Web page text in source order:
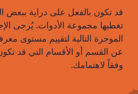
قد تكون بالفعل على دراية ببعض
تغطيها مجموعة الأدوات. يُرجى
الموجزة التالية لتقييم مستوى
عن القسم أو الأقسام التي قد
وفقاً لاهتمامك.